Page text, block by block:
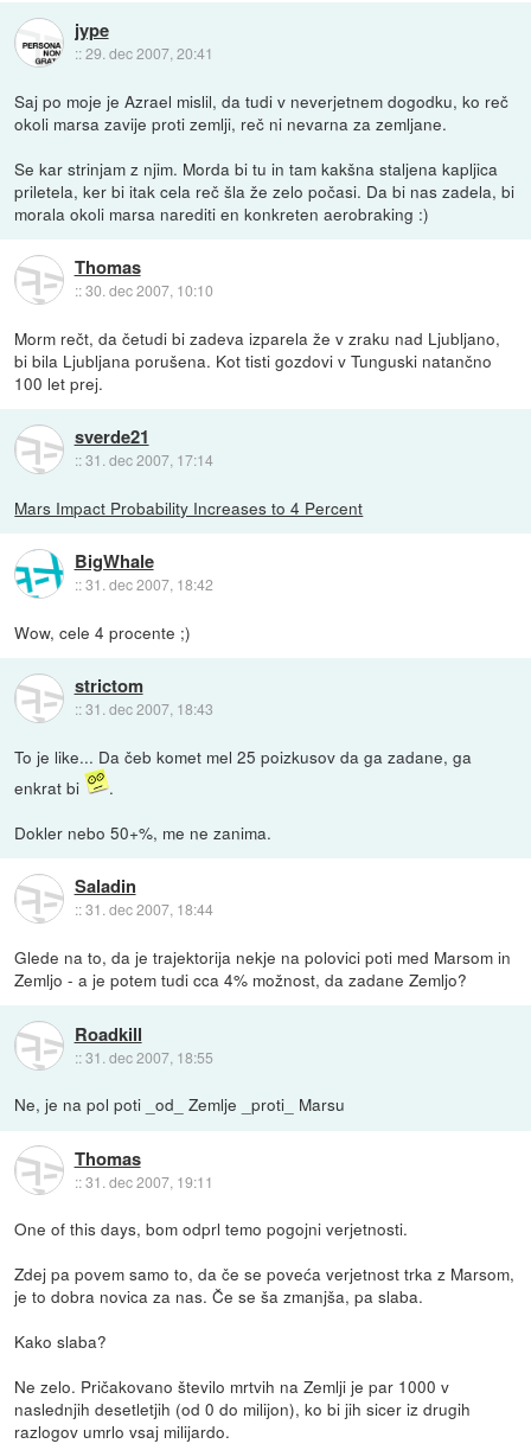
jype
::29. dec 2007, 20:41
Saj po moje je Azrael mislil, da tudi v neverjetnem dogodku, ko reč
okoli marsa zavije proti zemlji, reč ni nevarna za zemljane.
Se kar strinjam z njim. Morda bi tu in tam kakšna staljena kapljica
priletela, ker bi itak cela reč šla že zelo počasi. Da bi nas zadela, bi
morala okoli marsa narediti en konkreten aerobraking :)
Thomas
::30. dec 2007, 10:10
Morm rečt, da četudi bi zadeva izparela že v zraku nad Ljubljano,
bi bila Ljubljana porušena. Kot tisti gozdovi v Tunguski natančno
100 let prej.
sverde21
::31. dec 2007, 17:14
Mars Impact Probability Increases to 4 Percent
BigWhale
::31. dec 2007, 18:42
Wow, cele 4 procente ;)
strictom
::31. dec 2007, 18:43
To je like... Da čeb komet mel 25 poizkusov da ga zadane, ga
enkrat bi
.
Dokler nebo 50+%, me ne zanima.
Saladin
::31. dec 2007, 18:44
Glede na to, da je trajektorija nekje na polovici poti med Marsom in
Zemljo - a je potem tudi cca 4% možnost, da zadane Zemljo?
Roadkill
::31. dec 2007, 18:55
Ne, je na pol poti _od_ Zemlje _proti_ Marsu
Thomas
::31. dec 2007, 19:11
One of this days, bom odprl temo pogojni verjetnosti.
Zdej pa povem samo to, da če se poveća verjetnost trka z Marsom,
je to dobra novica za nas. Če se ša zmanjša, pa slaba.
Kako slaba?
Ne zelo. Pričakovano število mrtvih na Zemlji je par 1000 v
naslednjih desetletjih (od 0 do milijon), ko bi jih sicer iz drugih
razlogov umrlo vsaj milijardo.